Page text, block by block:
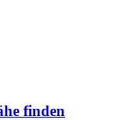
finden